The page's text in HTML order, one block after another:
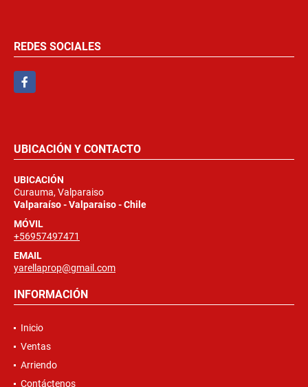
REDES SOCIALES
Facebook
UBICACIÓN Y CONTACTO
UBICACIÓN
Curauma, Valparaiso
Valparaíso - Valparaiso - Chile
MÓVIL
+56957497471
EMAIL
yarellaprop@gmail.com
INFORMACIÓN
Inicio
Ventas
Arriendo
Contáctenos